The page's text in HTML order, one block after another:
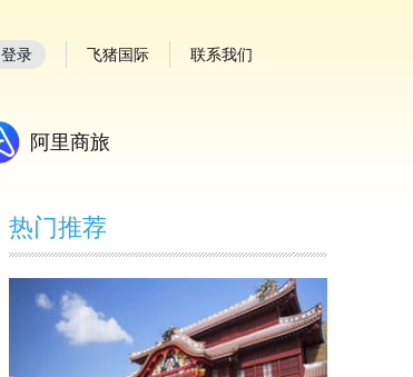
登录 飞猪国际 联系我们
阿里商旅
热门推荐